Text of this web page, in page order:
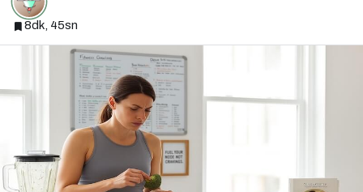
8dk, 45sn